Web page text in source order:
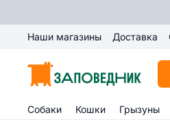
Наши магазины Доставка
Собаки Кошки Грызуны